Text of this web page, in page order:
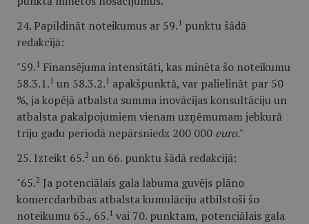
24. Papildināt noteikumus ar 59. 1 punktu šādā
redakcijā:
"59. 1 Finansējuma intensitāti, kas minēta šo noteikumu
58.3.1. 1 un 58.3.2. 1 apakšpunktā, var palielināt par 50
%, ja kopējā atbalsta summa inovācijas konsultāciju un
atbalsta pakalpojumiem vienam uzņēmumam jebkurā
triju gadu periodā nepārsniedz 200 000 euro."
25. Izteikt 65.2 un 66. punktu šādā redakcijā:
"65.2 Ja potenciālais gala labuma guvējs plāno
komercdarbības atbalsta kumulāciju atbilstoši šo
noteikumu 65., 65. 1 vai 70. punktam, potenciālais gala